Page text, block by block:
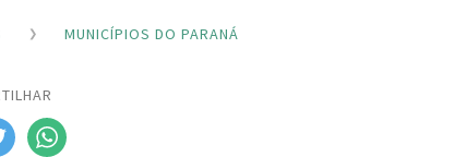
MUNICÍPIOS DO PARANÁ